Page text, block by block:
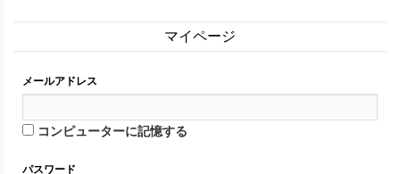
マイページ
メールアドレス
コンピューターに記憶する
パスワード